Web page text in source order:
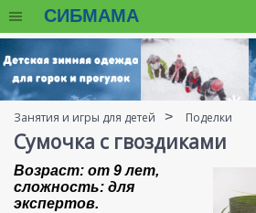
СИБМАМА
Занятия и игры для детей Поделки
Сумочка с гвоздиками
Возраст: от 9 лет,
сложность: для
экспертов.